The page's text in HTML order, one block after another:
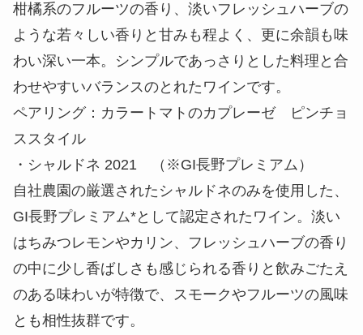
柑橘系のフルーツの香り、淡いフレッシュハーブの
ような若々しい香りと甘みも程よく、更に余韻も味
わい深い一本。シンプルであっさりとした料理と合
わせやすいバランスのとれたワインです。
ペアリング：カラートマトのカプレーゼ ピンチョ
ススタイル
・シャルドネ 2021 （※GI長野プレミアム）
自社農園の厳選されたシャルドネのみを使用した、
GI長野プレミアム*として認定されたワイン。淡い
はちみつレモンやカリン、フレッシュハーブの香り
の中に少し香ばしさも感じられる香りと飲みごたえ
のある味わいが特徴で、スモークやフルーツの風味
とも相性抜群です。